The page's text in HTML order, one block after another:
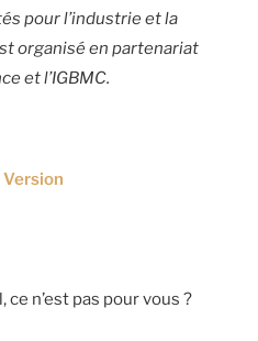
pour l’industrie et la
organisé en partenariat
et l’IGBMC.
n’est pas pour vous ?